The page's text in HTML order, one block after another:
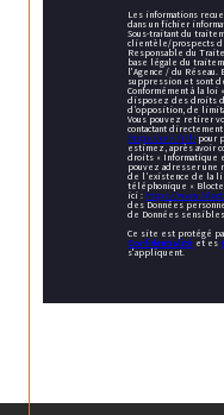
Les informations
dans un fichier
Sous-traitant du
clientèle/prospects
Responsable du
base légale du
l'Agence / du
suppression et sont
Conformément à la
disposez des droits
d’opposition, de
Vous pouvez retirer
contactant
https://cnil.fr/frpour
estimez, après avoir
droits « Informatique
pouvez adresser une
de l’existence de la
téléphonique «
ici : https://
des Données
de Données
Ce site est protégé
Confidentialité et es
s'appliquent.